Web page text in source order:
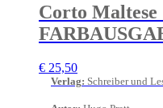
Corto
€ 25,50
Verlag: Schreiber und